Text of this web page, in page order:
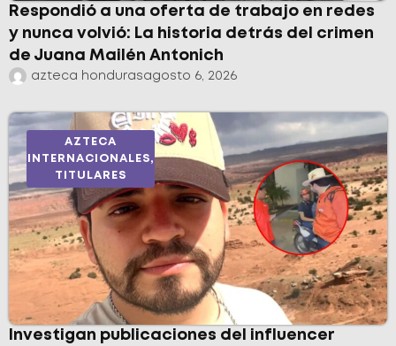
Respondió a una oferta de trabajo en redes
y nunca volvió: La historia detrás del crimen
de Juana Mailén Antonich
azteca hondurasagosto 6, 2026
AZTECA
INTERNACIONALES,
TITULARES
Investigan publicaciones del influencer